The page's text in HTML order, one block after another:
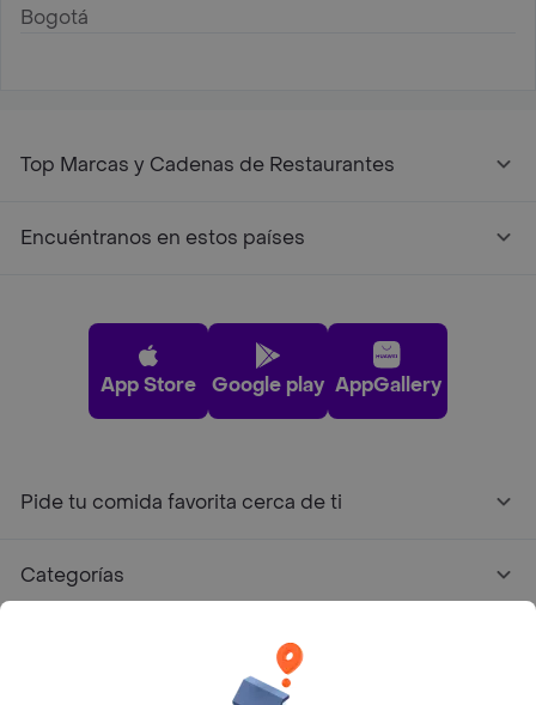
Bogotá
Top Marcas y Cadenas de Restaurantes
Encuéntranos en estos países
App Store Google play AppGallery
Pide tu comida favorita cerca de ti
Categorías